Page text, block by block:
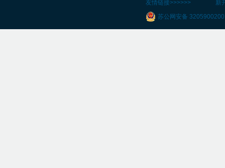
新
友情链接>>>>>>
苏公网安备